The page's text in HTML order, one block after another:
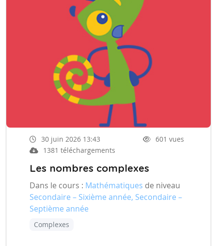
30 juin 2026 13:43
601 vues
1381 téléchargements
Les nombres complexes
Dans le cours : Mathématiques de niveau
Secondaire – Sixième année, Secondaire –
Septième année
Complexes